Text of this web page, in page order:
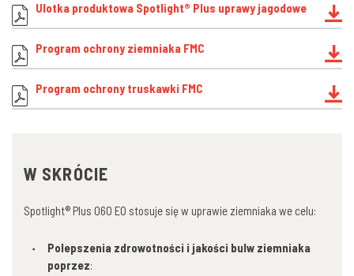
W SKRÓCIE
Spotlight® Plus 060 EO stosuje się w uprawie ziemniaka we celu:
Polepszenia zdrowotności i jakości bulw ziemniaka
poprzez:
Ulotka produktowa Spotlight® Plus uprawy jagodowe
Program ochrony ziemniaka FMC
Program ochrony truskawki FMC